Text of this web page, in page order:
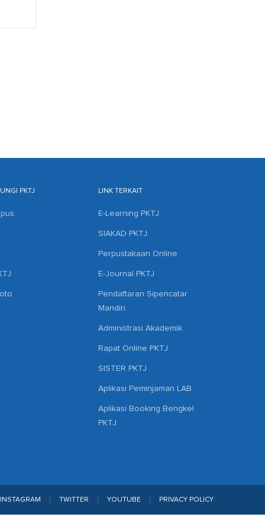
PKTJ LINK TERKAIT
E-Learning PKTJ
SIAKAD PKTJ
Perpustakaan Online
E-Journal PKTJ
Pendaftaran Sipencatar
Mandiri
Administrasi Akademik
Rapat Online PKTJ
SISTER PKTJ
Aplikasi Peminjaman LAB
Aplikasi Booking Bengkel
PKTJ
INSTAGRAM TWITTER YOUTUBE PRIVACY POLICY